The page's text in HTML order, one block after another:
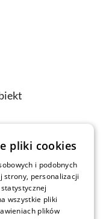
pliki cookies
i podobnych
strony, personalizacji
wszystkie pliki
plików